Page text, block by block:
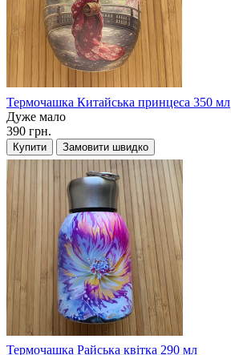
Термочашка Китайська принцеса 350 мл
Дуже мало
390 грн.
Купити Замовити швидко
Термочашка Райська квітка 290 мл